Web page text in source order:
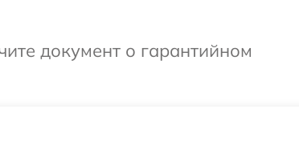
документ о гарантийном